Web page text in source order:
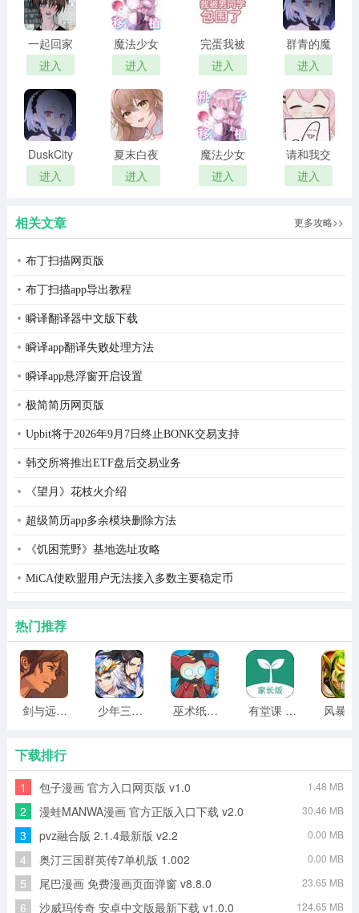
2、精准燃脂，使用能高效地降低体脂率，增加新陈代谢。
3、身材管理，简单时尚的界面，记录您的每日训练情况和
身体状况。
更新内容详情
v1.6.1版本内容：
1、预约私教课时，可以使用赠送的课程了；
吧；
一起回家
吧 汉化版
进入
魔法少女
露娜的灾
难 官方正
版
进入
完蛋我被
男同学包
围了 完整
版
进入
群青的魔
女 2026最
新版
进入
DuskCity
汉化版
进入
夏末白夜
进入
魔法少女
露娜的灾
难 安卓移
进入
请和我交
往吧孙笑
川前辈
版
进入
相关文章 更多攻略>>
布丁扫描网页版
布丁扫描app导出教程
瞬译翻译器中文版下载
瞬译app翻译失败处理方法
瞬译app悬浮窗开启设置
极简简历网页版
Upbit将于2026年9月7日终止BONK交易支持
韩交所将推出ETF盘后交易业务
《望月》花枝火介绍
超级简历app多余模块删除方法
《饥困荒野》基地选址攻略
MiCA使欧盟用户无法接入多数主要稳定币
热门推荐
剑与远行人全角色版 vv1.14 少年三国志2无限元宝版最新版 vv5.3.9 巫术纸牌游戏 vv1.1.14 有堂课 v1.2.2
下载排行
1 包子漫画 官方入口网页版 v1.0 1.48 MB
2 漫蛙MANWA漫画 官方正版入口下载 v2.0 30.46 MB
3 pvz融合版 2.1.4最新版 v2.2 0.00 MB
4 奥汀三国群英传7单机版 1.002 0.00 MB
5 尾巴漫画 免费漫画页面弹窗 v8.8.0 23.65 MB
6 沙威玛传奇 安卓中文版最新下载 v1.0.0 124.65 MB